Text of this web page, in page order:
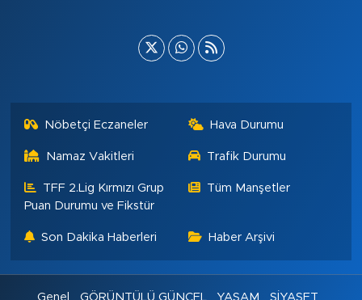
Nöbetçi Eczaneler Hava Durumu
Namaz Vakitleri Trafik Durumu
TFF 2.Lig Kırmızı Grup
Puan Durumu ve Fikstür
Tüm Manşetler
Son Dakika Haberleri Haber Arşivi
Genel GÖRÜNTÜLÜ GÜNCEL YAŞAM SİYASET